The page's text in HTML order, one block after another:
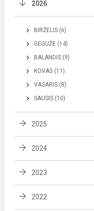
2026
BIRŽELIS (6)
GEGUŽĖ (14)
BALANDIS (9)
KOVAS (11)
VASARIS (8)
SAUSIS (10)
2025
2024
2023
2022